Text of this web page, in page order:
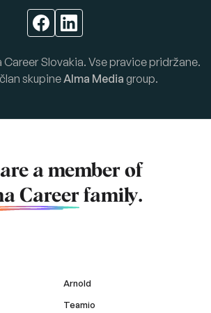
Career Slovakia. Vse pravice pridržane.
skupineAlma Media group.
a member of
Career family.
Arnold
Teamio